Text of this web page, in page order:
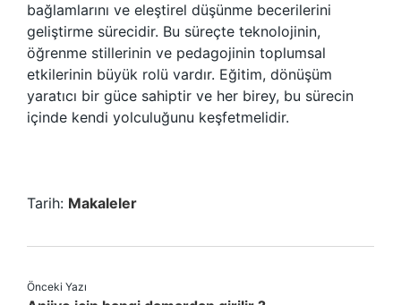
bağlamlarını ve eleştirel düşünme becerilerini
geliştirme sürecidir. Bu süreçte teknolojinin,
öğrenme stillerinin ve pedagojinin toplumsal
etkilerinin büyük rolü vardır. Eğitim, dönüşüm
yaratıcı bir güce sahiptir ve her birey, bu sürecin
içinde kendi yolculuğunu keşfetmelidir.
Tarih: Makaleler
Önceki Yazı